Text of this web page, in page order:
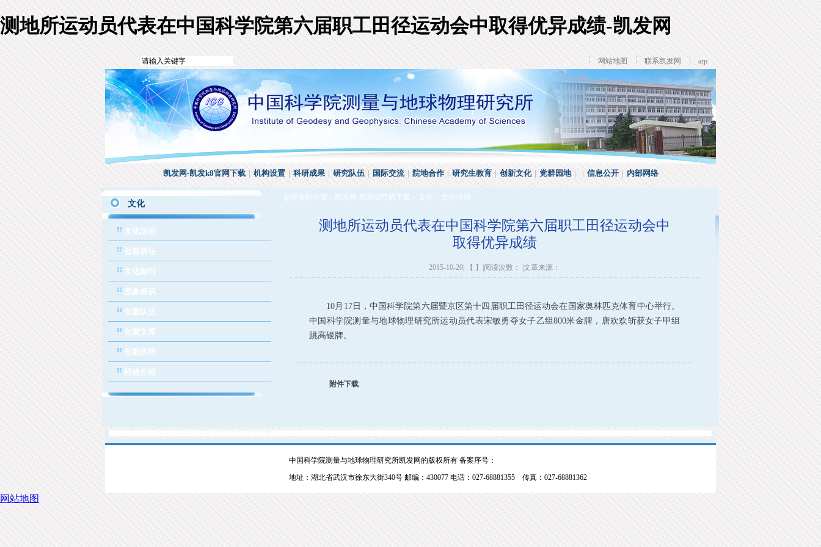
测地所运动员代表在中国科学院第六届职工田径运动会中取得优异成绩-凯发网
网站地图 联系凯发网 arp
凯发网-凯发k8官网下载|机构设置|科研成果|研究队伍|国际交流|院地合作|研究生教育|创新文化|党群园地| |信息公开|内部网络
文化
文化活动
创新讲坛
文化副刊
形象标识
创新队伍
创新文库
创新历程
经验介绍
您现在的位置： 凯发网-凯发k8官网下载 文化 文化活动
测地所运动员代表在中国科学院第六届职工田径运动会中
取得优异成绩
2015-10-20| 【 】|阅读次数： |文章来源：
10 月 17日 ，中国科学院第六届暨京区第十四届职工田径运动会在国家奥林匹克体育中心举行。
中国科学院测量与地球物理研究所运动员代表宋敏勇夺女子乙组800米金牌，唐欢欢斩获女子甲组
跳高银牌。
附件下载
中国科学院测量与地球物理研究所凯发网的版权所有 备案序号：
地址：湖北省武汉市徐东大街340号 邮编：430077 电话：027-68881355 传真：027-68881362
网站地图